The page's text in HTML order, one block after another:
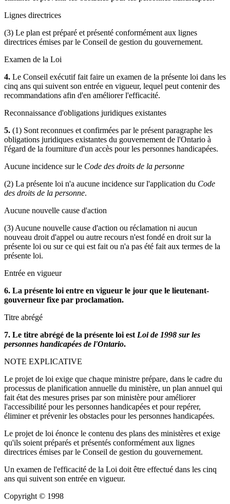
Lignes directrices
(3) Le plan est préparé et présenté conformément aux lignes
directrices émises par le Conseil de gestion du gouvernement.
Examen de la Loi
4. Le Conseil exécutif fait faire un examen de la présente loi dans les
cinq ans qui suivent son entrée en vigueur, lequel peut contenir des
recommandations afin d'en améliorer l'efficacité.
Reconnaissance d'obligations juridiques existantes
5. (1) Sont reconnues et confirmées par le présent paragraphe les
obligations juridiques existantes du gouvernement de l'Ontario à
l'égard de la fourniture d'un accès pour les personnes handicapées.
Aucune incidence sur le Code des droits de la personne
(2) La présente loi n'a aucune incidence sur l'application du Code
des droits de la personne.
Aucune nouvelle cause d'action
(3) Aucune nouvelle cause d'action ou réclamation ni aucun
nouveau droit d'appel ou autre recours n'est fondé en droit sur la
présente loi ou sur ce qui est fait ou n'a pas été fait aux termes de la
présente loi.
Entrée en vigueur
6. La présente loi entre en vigueur le jour que le lieutenant-
gouverneur fixe par proclamation.
Titre abrégé
7. Le titre abrégé de la présente loi est Loi de 1998 sur les
personnes handicapées de l'Ontario.
NOTE EXPLICATIVE
Le projet de loi exige que chaque ministre prépare, dans le cadre du
processus de planification annuelle du ministère, un plan annuel qui
fait état des mesures prises par son ministère pour améliorer
l'accessibilité pour les personnes handicapées et pour repérer,
éliminer et prévenir les obstacles pour les personnes handicapées.
Le projet de loi énonce le contenu des plans des ministères et exige
qu'ils soient préparés et présentés conformément aux lignes
directrices émises par le Conseil de gestion du gouvernement.
Un examen de l'efficacité de la Loi doit être effectué dans les cinq
ans qui suivent son entrée en vigueur.
Copyright © 1998